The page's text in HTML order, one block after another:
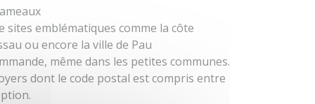
sites emblématiques comme la côte
ou encore la ville de Pau
même dans les petites communes.
dont le code postal est compris entre